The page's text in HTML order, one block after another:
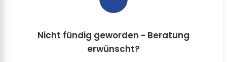
Nicht fündig geworden - Beratung
erwünscht?